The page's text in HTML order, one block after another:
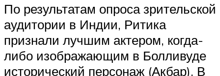
По результатам опроса зрительской
аудитории в Индии, Ритика
признали лучшим актером, когда-
либо изображающим в Болливуде
исторический персонаж (Акбар). В